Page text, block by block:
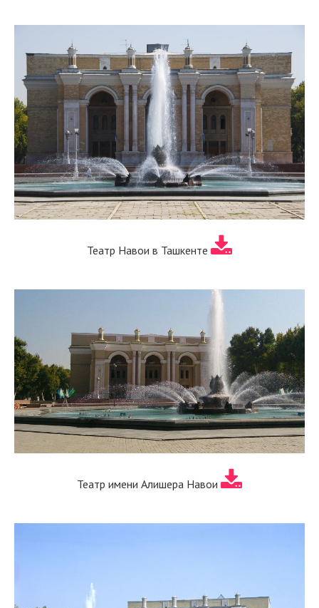
Театр Навои в Ташкенте
Театр имени Алишера Навои